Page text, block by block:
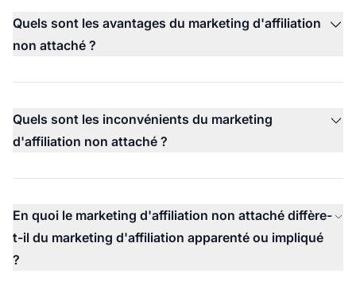
Quels sont les avantages du marketing d'affiliation
non attaché ?
Quels sont les inconvénients du marketing
d'affiliation non attaché ?
En quoi le marketing d'affiliation non attaché diffère-
t-il du marketing d'affiliation apparenté ou impliqué
?